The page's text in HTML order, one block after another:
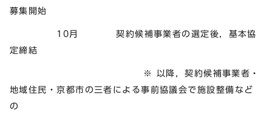
募集開始
10月 契約候補事業者の選定後，基本協
定締結
※ 以降，契約候補事業者・
地域住民・京都市の三者による事前協議会で施設整備など
の